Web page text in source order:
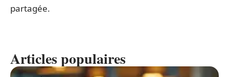
partagée.
Articles populaires